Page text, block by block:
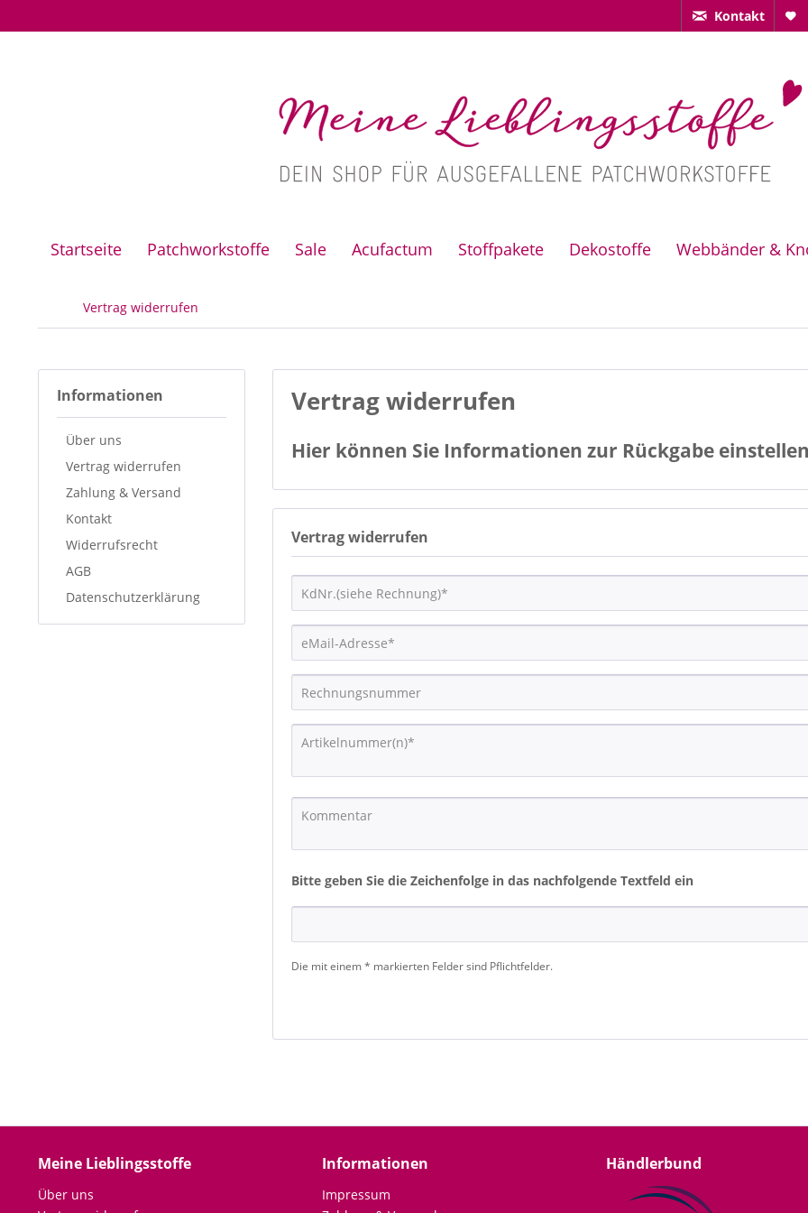
Kontakt
Startseite Patchworkstoffe Sale Acufactum Stoffpakete Dekostoffe Webbänder &
Vertrag widerrufen
Informationen
Über uns
Vertrag widerrufen
Zahlung & Versand
Kontakt
Widerrufsrecht
AGB
Datenschutzerklärung
Vertrag widerrufen
Hier können Sie Informationen zur Rückgabe
Vertrag widerrufen
Bitte geben Sie die Zeichenfolge in das nachfolgende Textfeld ein
Die mit einem * markierten Felder sind Pflichtfelder.
Meine Lieblingsstoffe
Über uns
Informationen
Impressum
Händlerbund